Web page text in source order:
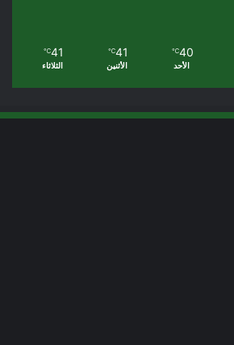
40
℃
الأحد
41
℃
الأثنين
41
℃
الثلاثاء